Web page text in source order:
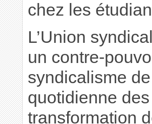
chez les
L’Union
un contre-
syndicalisme
quotidienne des
transformation